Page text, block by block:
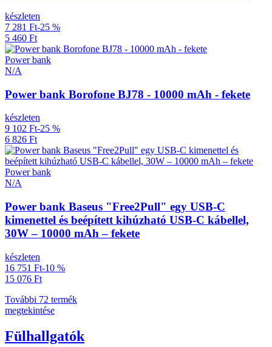
készleten
7 281 Ft-25 %
5 460 Ft
Power bank
N/A
Power bank Borofone BJ78 - 10000 mAh - fekete
készleten
9 102 Ft-25 %
6 826 Ft
Power bank
N/A
Power bank Baseus "Free2Pull" egy USB-C
kimenettel és beépített kihúzható USB-C kábellel,
30W – 10000 mAh – fekete
készleten
16 751 Ft-10 %
15 076 Ft
További 72 termék
megtekintése
Fülhallgatók